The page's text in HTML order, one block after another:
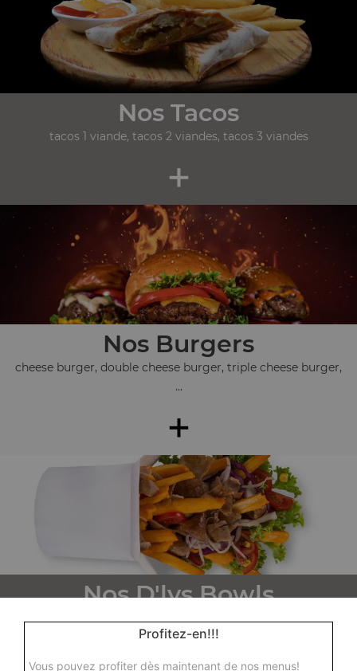
Nos Tacos
tacos 1 viande, tacos 2 viandes, tacos 3 viandes
+
Nos Burgers
cheese burger, double cheese burger, triple cheese burger,
...
+
Nos D'lys Bowls
+
Profitez-en!!!
Vous pouvez profiter dès maintenant de nos menus!